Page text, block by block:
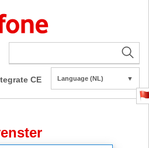
CE Language (NL) ▼